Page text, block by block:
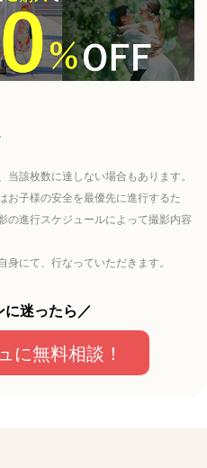
該枚数に達しない場合もあります。
お子様の安全を最優先に進行するた
の進行スケジュールによって撮影内容
にて、行なっていただきます。
に迷ったら／
に無料相談！